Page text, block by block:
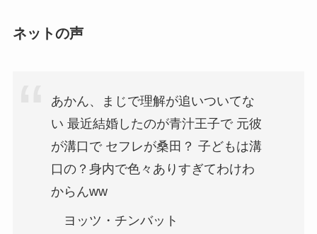
ネットの声
あかん、まじで理解が追いついてな
い 最近結婚したのが青汁王子で 元彼
が溝口で セフレが桑田？ 子どもは溝
口の？身内で色々ありすぎてわけわ
からんww
ヨッツ・チンバット